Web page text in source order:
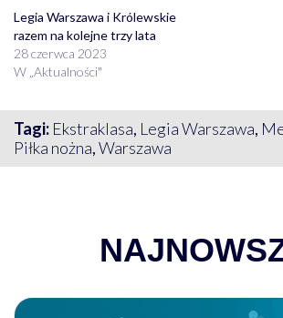
Legia Warszawa i Królewskie
razem na kolejne trzy lata
28 czerwca 2023
W „Aktualności"
Tagi: Ekstraklasa, Legia Warszawa,
Piłka nożna,Warszawa